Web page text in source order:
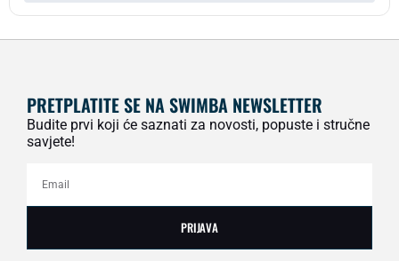
PRETPLATITE SE NA SWIMBA NEWSLETTER
Budite prvi koji će saznati za novosti, popuste i stručne
savjete!
PRIJAVA